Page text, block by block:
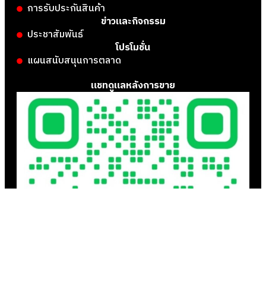
การรับประกันสินค้า
ข่าวและกิจกรรม
ประชาสัมพันธ์
โปรโมชั่น
แผนสนับสนุนการตลาด
แชทดูแลหลังการขาย